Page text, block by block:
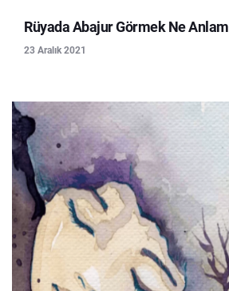
Rüyada Abajur Görmek Ne
23 Aralık 2021